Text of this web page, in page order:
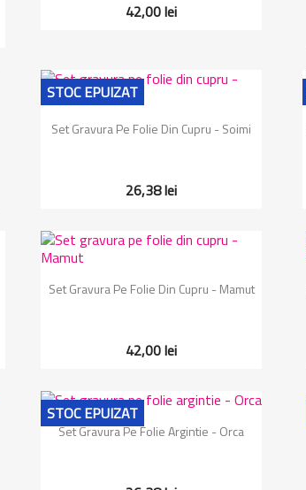
42,00 lei
Vizualizare rapida
Set Gravura Pe Folie Din Cupru - Soimi
26,38 lei
STOC EPUIZAT
Vizualizare rapida
Set Gravura Pe Folie Din Cupru - Mamut
42,00 lei
Vizualizare rapida
Set Gravura Pe Folie Argintie - Orca
STOC EPUIZAT